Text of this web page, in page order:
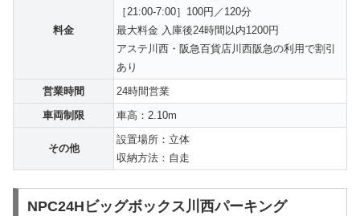
料金
［21:00-7:00］100円／120分
最大料金 入庫後24時間以内1200円
アステ川西・阪急百貨店川西阪急の利用で割引
あり
営業時間
24時間営業
車両制限
車高：2.10m
その他
設置場所：立体
収納方法：自走
NPC24Hビッグボックス川西パーキング